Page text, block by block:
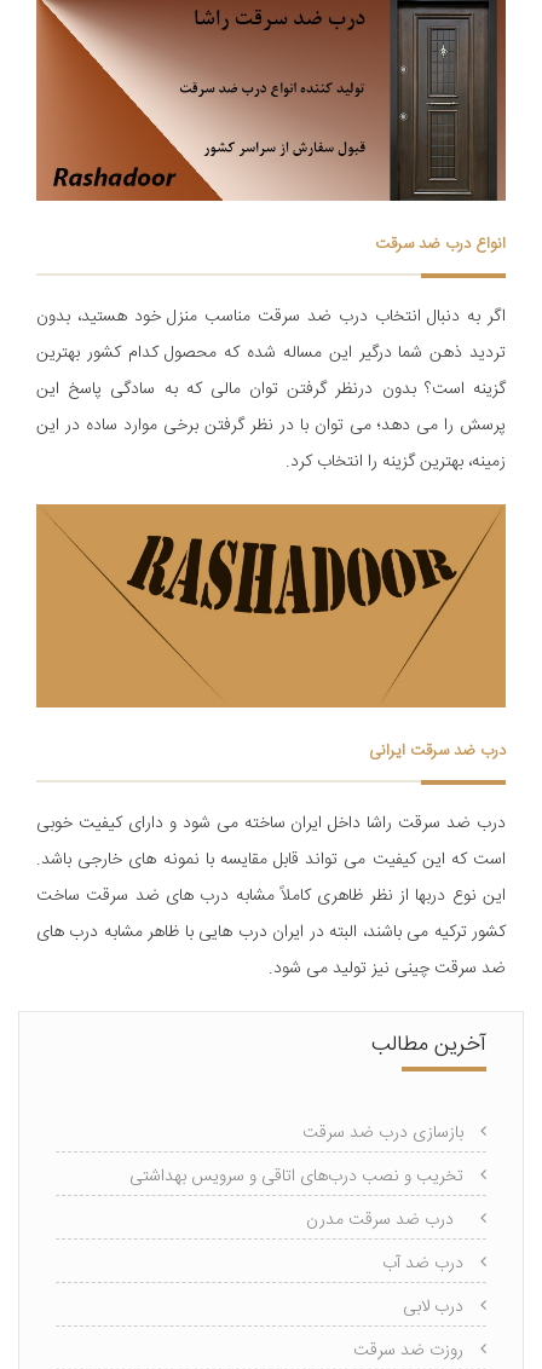
انواع درب ضد سرقت
اگر به دنبال انتخاب درب ضد سرقت مناسب منزل خود هستید، بدون
تردید ذهن شما درگیر این مساله شده که محصول کدام کشور بهترین
گزینه است؟ بدون درنظر گرفتن توان مالی که به سادگی پاسخ این
پرسش را می دهد؛ می توان با در نظر گرفتن برخی موارد ساده در این
زمینه، بهترین گزینه را انتخاب کرد.
درب ضد سرقت ایرانی
درب ضد سرقت راشا داخل ایران ساخته می شود و دارای کیفیت خوبی
است که این کیفیت می تواند قابل مقایسه با نمونه های خارجی باشد.
اين نوع دربها از نظر ظاهری کاملاً مشابه درب های ضد سرقت ساخت
کشور ترکیه می باشند، البته در ایران درب هایی با ظاهر مشابه درب های
ضد سرقت چینی نیز تولید می شود.
آخرین مطالب
بازسازی درب ضد سرقت
تخریب و نصب درب‌های اتاقی و سرویس بهداشتی
درب ضد سرقت مدرن
درب ضد آب
درب لابی
روزت ضد سرقت